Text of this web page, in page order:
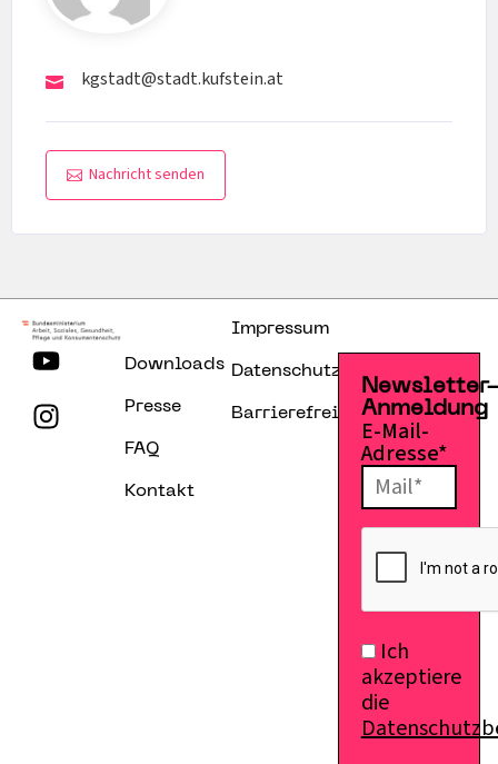
kgstadt@stadt.kufstein.at
Nachricht senden
Downloads
Presse
FAQ
Kontakt
Impressum
Datenschutzerklärung
Barrierefreiheitserklärung
Anmeldung
E-Mail-
Adresse*
Ich
akzeptiere
die